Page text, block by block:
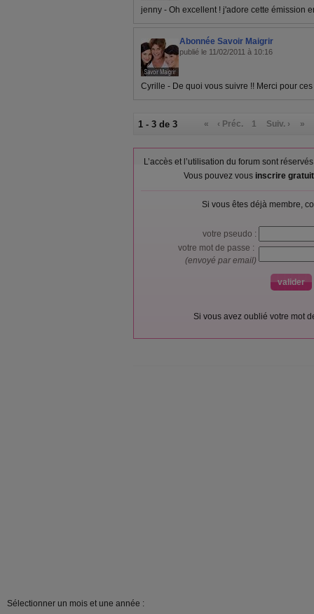
jenny - Oh excellent ! j'adore cette émission
Abonnée Savoir Maigrir
publié le 11/02/2011 à 10:16
Cyrille - De quoi vous suivre !! Merci pour ces
1 - 3 de 3 « ‹ Préc. 1 Suiv. › »
L’accès et l’utilisation du forum sont
Vous pouvez vous inscrire
Si vous êtes déjà membre,
votre pseudo :
votre mot de passe :
(envoyé par email)
Si vous avez oublié votre mot
Sélectionner un mois et une année :